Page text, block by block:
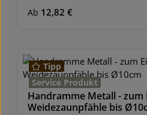
Hochstämme zuverlässig mit
und frisch gepflanzten
speziellen
Wasser langsam und
direkt an den Baum ab,
abfließt.
Regulärer Preis:
Ab 12,82 €
Tipp
Service Produkt
Handramme Metall - zum
Weidezaunpfähle bis